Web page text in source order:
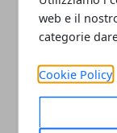
web e il
categorie
Cookie Policy
Modena un
nazionale di
rurale